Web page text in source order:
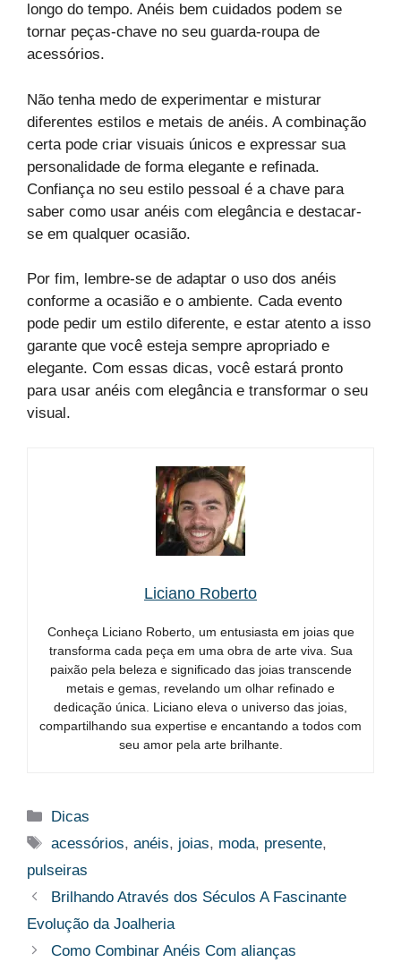
longo do tempo. Anéis bem cuidados podem se
tornar peças-chave no seu guarda-roupa de
acessórios.
Não tenha medo de experimentar e misturar
diferentes estilos e metais de anéis. A combinação
certa pode criar visuais únicos e expressar sua
personalidade de forma elegante e refinada.
Confiança no seu estilo pessoal é a chave para
saber como usar anéis com elegância e destacar-
se em qualquer ocasião.
Por fim, lembre-se de adaptar o uso dos anéis
conforme a ocasião e o ambiente. Cada evento
pode pedir um estilo diferente, e estar atento a isso
garante que você esteja sempre apropriado e
elegante. Com essas dicas, você estará pronto
para usar anéis com elegância e transformar o seu
visual.
Liciano Roberto
Conheça Liciano Roberto, um entusiasta em joias que
transforma cada peça em uma obra de arte viva. Sua
paixão pela beleza e significado das joias transcende
metais e gemas, revelando um olhar refinado e
dedicação única. Liciano eleva o universo das joias,
compartilhando sua expertise e encantando a todos com
seu amor pela arte brilhante.
Categorias
Dicas
Tags
acessórios,anéis, joias, moda, presente,
pulseiras
Brilhando Através dos Séculos A Fascinante
Evolução da Joalheria
Como Combinar Anéis Com alianças